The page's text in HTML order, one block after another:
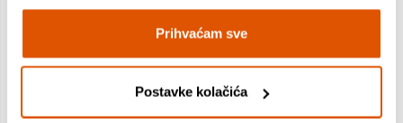
Prihvaćam sve
Postavke kolačića
MOGLO BI VAS ZANIMATI I OVO